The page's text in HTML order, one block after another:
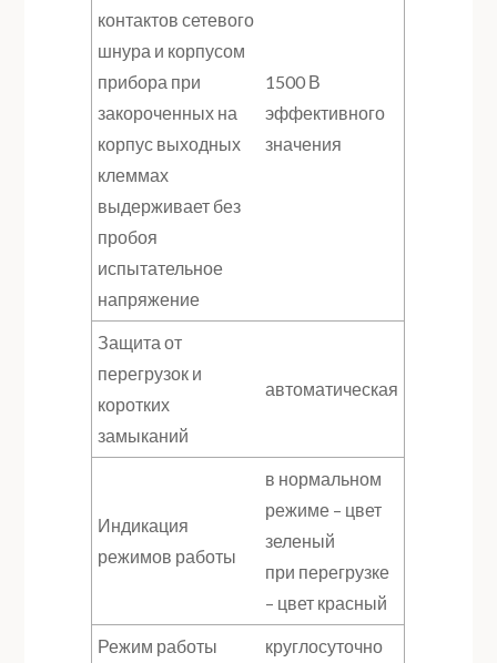
контактов сетевого
шнура и корпусом
прибора при
закороченных на
корпус выходных
клеммах
выдерживает без
пробоя
испытательное
напряжение
1500 В
эффективного
значения
Защита от
перегрузок и
коротких
замыканий
автоматическая
Индикация
режимов работы
в нормальном
режиме – цвет
зеленый
при перегрузке
– цвет красный
Режим работы круглосуточно